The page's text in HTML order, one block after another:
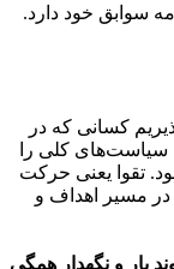
کسانی که در
سیاست‌های کلی را
تقوا یعنی حرکت
در مسیر اهداف و
یار و نگهدار همگی